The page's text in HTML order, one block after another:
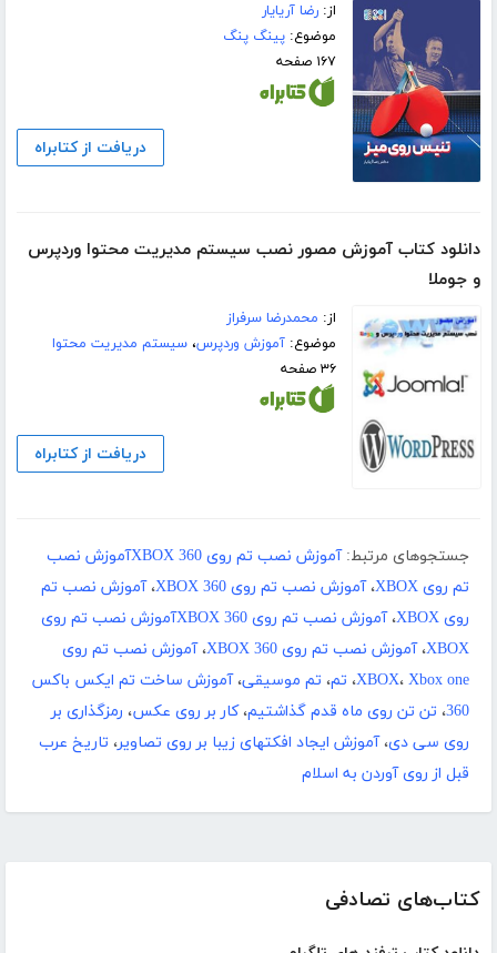
کتاب‌های تصادفی
از:رضا آریایار
موضوع:پینگ پنگ
۱۶۷ صفحه
دریافت از کتابراه
دانلود کتاب آموزش مصور نصب سیستم مدیریت محتوا وردپرس
و جوملا
از: محمدرضا سرفراز
موضوع:آموزش وردپرس،سیستم مدیریت محتوا
۳۶ صفحه
دریافت از کتابراه
جستجوهای مرتبط:
آموزش نصب تم روی XBOX 360آموزش نصب
تم روی XBOX
،آموزش نصب تم روی XBOX 360 ،آموزش نصب تم
روی XBOX
،
آموزش نصب تم روی XBOX 360آموزش نصب تم روی
XBOX،آموزش نصب تم روی XBOX 360 ،آموزش نصب تم روی
XBOX، Xbox one ، تم، تم موسیقی،آموزش ساخت تم ایکس باکس
360، تن تن روی ماه قدم گذاشتیم،کار بر روی عکس، رمزگذاری بر
روی سی دی،آموزش ایجاد افکتهای زیبا بر روی تصاویر، تاریخ عرب
قبل از روی آوردن به اسلام